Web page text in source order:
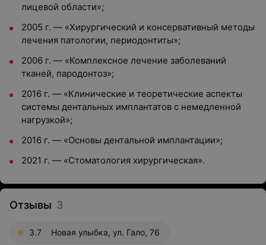
лицевой области»;
2005 г. — «Хирургический и консервативный методы
лечения патологии, периодонтиты»;
2006 г. — «Комплексное лечение заболеваний
тканей, пародонтоз»;
2016 г. — «Клинические и теоретические аспекты
системы дентальных имплантатов с немедленной
нагрузкой»;
2016 г. — «Основы дентальной имплантации»;
2021 г. — «Стоматология хирургическая».
Отзывы 3
3.7 Новая улыбка, ул. Гало, 76